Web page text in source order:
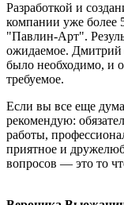
Разработкой и
компании уже более
"Павлин-Арт".
ожидаемое. Дмитрий
было необходимо, и
требуемое.
Если вы все еще
рекомендую:
работы,
приятное и
вопросов — это то